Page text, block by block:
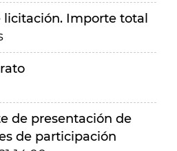
licitación. Importe total
de presentación de
de participación